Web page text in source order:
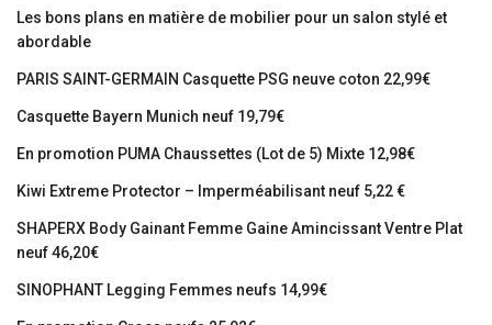
Les bons plans en matière de mobilier pour un salon stylé et
abordable
PARIS SAINT-GERMAIN Casquette PSG neuve coton 22,99€
Casquette Bayern Munich neuf 19,79€
En promotion PUMA Chaussettes (Lot de 5) Mixte 12,98€
Kiwi Extreme Protector – Imperméabilisant neuf 5,22 €
SHAPERX Body Gainant Femme Gaine Amincissant Ventre Plat
neuf 46,20€
SINOPHANT Legging Femmes neufs 14,99€